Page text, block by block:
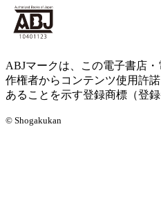
ABJマークは、この電子書店
作権者からコンテンツ使用許
あることを示す登録商標（登録
© Shogakukan